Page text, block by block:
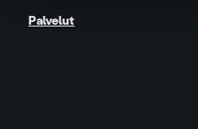
Palvelut